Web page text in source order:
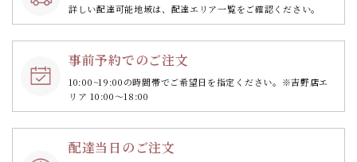
詳しい配達可能地域は、配達エリア一覧をご確認ください。
事前予約でのご注文
10:00~19:00の時間帯でご希望日を指定ください。 ※吉野店エ
リア 10:00～18:00
配達当日のご注文